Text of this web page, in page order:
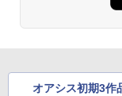
オアシス初期3作